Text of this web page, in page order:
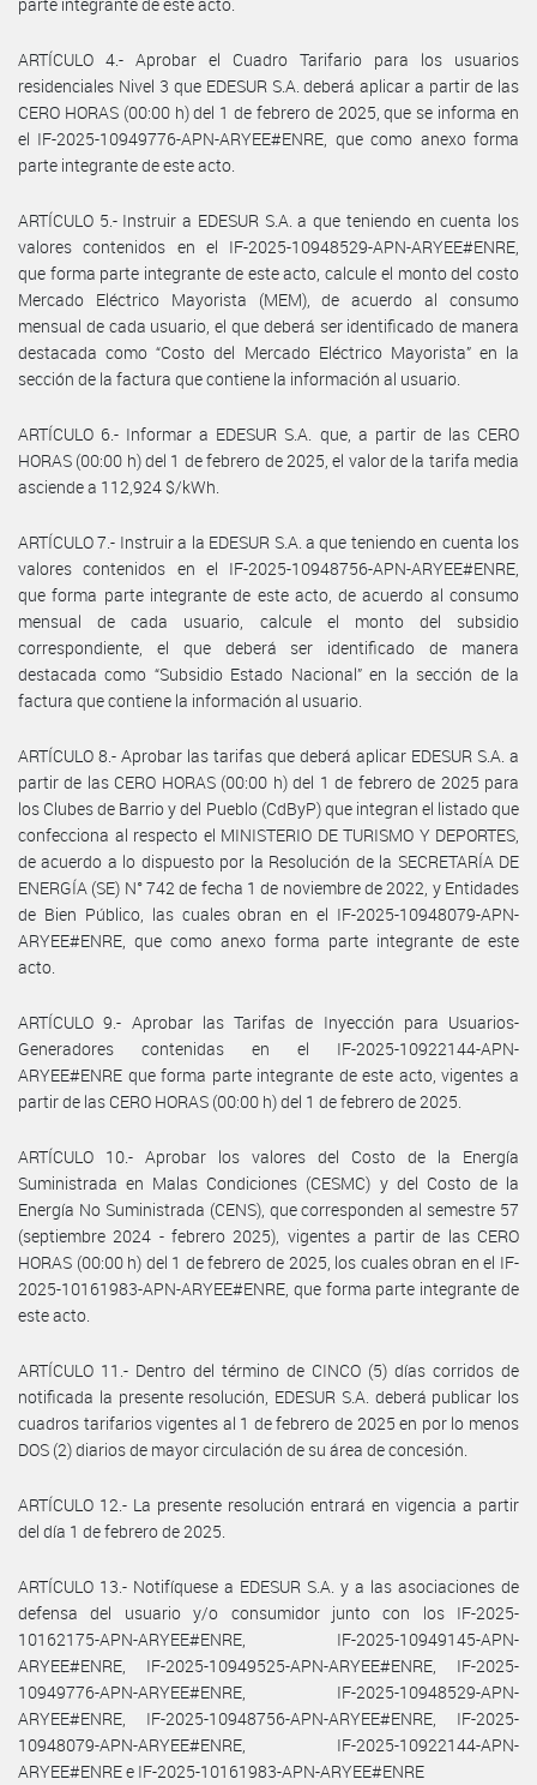
ARTÍCULO 4.- Aprobar el Cuadro Tarifario para los usuarios
residenciales Nivel 3 que EDESUR S.A. deberá aplicar a partir de las
CERO HORAS (00:00 h) del 1 de febrero de 2025, que se informa en
el IF-2025-10949776-APN-ARYEE#ENRE, que como anexo forma
parte integrante de este acto.
ARTÍCULO 5.- Instruir a EDESUR S.A. a que teniendo en cuenta los
valores contenidos en el IF-2025-10948529-APN-ARYEE#ENRE,
que forma parte integrante de este acto, calcule el monto del costo
Mercado Eléctrico Mayorista (MEM), de acuerdo al consumo
mensual de cada usuario, el que deberá ser identificado de manera
destacada como “Costo del Mercado Eléctrico Mayorista” en la
sección de la factura que contiene la información al usuario.
ARTÍCULO 6.- Informar a EDESUR S.A. que, a partir de las CERO
HORAS (00:00 h) del 1 de febrero de 2025, el valor de la tarifa media
asciende a 112,924 $/kWh.
ARTÍCULO 7.- Instruir a la EDESUR S.A. a que teniendo en cuenta los
valores contenidos en el IF-2025-10948756-APN-ARYEE#ENRE,
que forma parte integrante de este acto, de acuerdo al consumo
mensual de cada usuario, calcule el monto del subsidio
correspondiente, el que deberá ser identificado de manera
destacada como “Subsidio Estado Nacional” en la sección de la
factura que contiene la información al usuario.
ARTÍCULO 8.- Aprobar las tarifas que deberá aplicar EDESUR S.A. a
partir de las CERO HORAS (00:00 h) del 1 de febrero de 2025 para
los Clubes de Barrio y del Pueblo (CdByP) que integran el listado que
confecciona al respecto el MINISTERIO DE TURISMO Y DEPORTES,
de acuerdo a lo dispuesto por la Resolución de la SECRETARÍA DE
ENERGÍA (SE) N° 742 de fecha 1 de noviembre de 2022, y Entidades
de Bien Público, las cuales obran en el IF-2025-10948079-APN-
ARYEE#ENRE, que como anexo forma parte integrante de este
acto.
ARTÍCULO 9.- Aprobar las Tarifas de Inyección para Usuarios-
Generadores contenidas en el IF-2025-10922144-APN-
ARYEE#ENRE que forma parte integrante de este acto, vigentes a
partir de las CERO HORAS (00:00 h) del 1 de febrero de 2025.
ARTÍCULO 10.- Aprobar los valores del Costo de la Energía
Suministrada en Malas Condiciones (CESMC) y del Costo de la
Energía No Suministrada (CENS), que corresponden al semestre 57
(septiembre 2024 - febrero 2025), vigentes a partir de las CERO
HORAS (00:00 h) del 1 de febrero de 2025, los cuales obran en el IF-
2025-10161983-APN-ARYEE#ENRE, que forma parte integrante de
este acto.
ARTÍCULO 11.- Dentro del término de CINCO (5) días corridos de
notificada la presente resolución, EDESUR S.A. deberá publicar los
cuadros tarifarios vigentes al 1 de febrero de 2025 en por lo menos
DOS (2) diarios de mayor circulación de su área de concesión.
ARTÍCULO 12.- La presente resolución entrará en vigencia a partir
del día 1 de febrero de 2025.
ARTÍCULO 13.- Notifíquese a EDESUR S.A. y a las asociaciones de
defensa del usuario y/o consumidor junto con los IF-2025-
10162175-APN-ARYEE#ENRE, IF-2025-10949145-APN-
ARYEE#ENRE, IF-2025-10949525-APN-ARYEE#ENRE, IF-2025-
10949776-APN-ARYEE#ENRE, IF-2025-10948529-APN-
ARYEE#ENRE, IF-2025-10948756-APN-ARYEE#ENRE, IF-2025-
10948079-APN-ARYEE#ENRE, IF-2025-10922144-APN-
ARYEE#ENRE e IF-2025-10161983-APN-ARYEE#ENRE